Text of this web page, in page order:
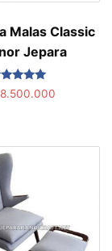
Malas Classic
Jepara
Dinilai
5.00